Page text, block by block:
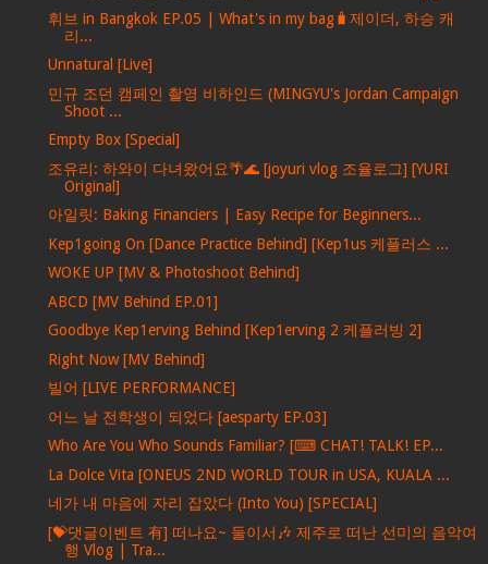
휘브 in Bangkok EP.05 | What's in my bag🧳제이더, 하승 캐
리...
Unnatural [Live]
민규 조던 캠페인 촬영 비하인드 (MINGYU's Jordan Campaign
Shoot ...
Empty Box [Special]
조유리: 하와이 다녀왔어요🌴🌊 [joyuri vlog 조율로그] [YURI
Original]
아일릿: Baking Financiers | Easy Recipe for Beginners...
Kep1going On [Dance Practice Behind] [Kep1us 케플러스 ...
WOKE UP [MV & Photoshoot Behind]
ABCD [MV Behind EP.01]
Goodbye Kep1erving Behind [Kep1erving 2 케플러빙 2]
Right Now [MV Behind]
빌어 [LIVE PERFORMANCE]
어느 날 전학생이 되었다 [aesparty EP.03]
Who Are You Who Sounds Familiar? [⌨ CHAT! TALK! EP...
La Dolce Vita [ONEUS 2ND WORLD TOUR in USA, KUALA ...
네가 내 마음에 자리 잡았다 (Into You) [SPECIAL]
[💝댓글이벤트 有] 떠나요~ 둘이서🎶 제주로 떠난 선미의 음악여
행 Vlog | Tra...